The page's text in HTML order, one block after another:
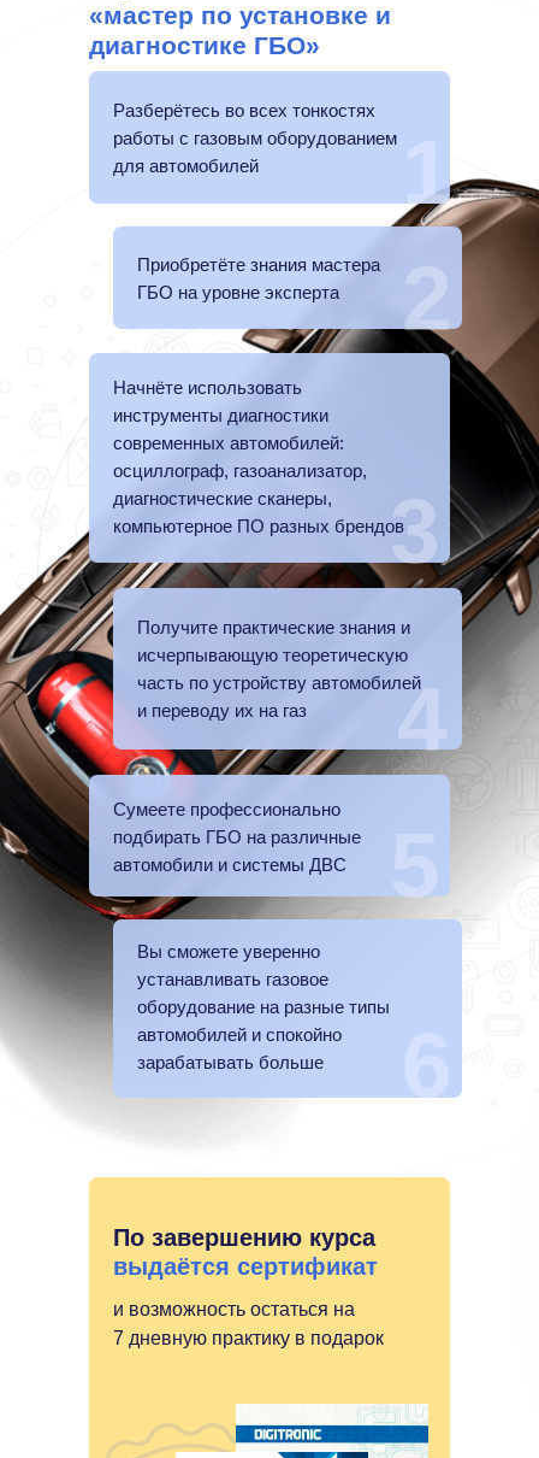
«мастер по установке и
диагностике ГБО»
Разберётесь во всех тонкостях
работы с газовым оборудованием
для автомобилей
4
3
2
1
Приобретёте знания мастера
ГБО на уровне эксперта
Начнёте использовать
инструменты диагностики
современных автомобилей:
осциллограф, газоанализатор,
диагностические сканеры,
компьютерное ПО разных брендов
Получите практические знания и
исчерпывающую теоретическую
часть по устройству автомобилей
и переводу их на газ
Сумеете профессионально
подбирать ГБО на различные
автомобили и системы ДВС
Вы сможете уверенно
устанавливать газовое
оборудование на разные типы
автомобилей и спокойно
зарабатывать больше
По завершению курса
выдаётся сертификат
и возможность остаться на
7 дневную практику в подарок